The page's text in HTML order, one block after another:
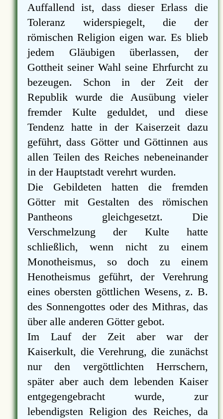
Auffallend ist, dass dieser Erlass die
Toleranz widerspiegelt, die der
römischen Religion eigen war. Es blieb
jedem Gläubigen überlassen, der
Gottheit seiner Wahl seine Ehrfurcht zu
bezeugen. Schon in der Zeit der
Republik wurde die Ausübung vieler
fremder Kulte geduldet, und diese
Tendenz hatte in der Kaiserzeit dazu
geführt, dass Götter und Göttinnen aus
allen Teilen des Reiches nebeneinander
in der Hauptstadt verehrt wurden.
Die Gebildeten hatten die fremden
Götter mit Gestalten des römischen
Pantheons gleichgesetzt. Die
Verschmelzung der Kulte hatte
schließlich, wenn nicht zu einem
Monotheismus, so doch zu einem
Henotheismus geführt, der Verehrung
eines obersten göttlichen Wesens, z. B.
des Sonnengottes oder des Mithras, das
über alle anderen Götter gebot.
Im Lauf der Zeit aber war der
Kaiserkult, die Verehrung, die zunächst
nur den vergöttlichten Herrschern,
später aber auch dem lebenden Kaiser
entgegengebracht wurde, zur
lebendigsten Religion des Reiches, da